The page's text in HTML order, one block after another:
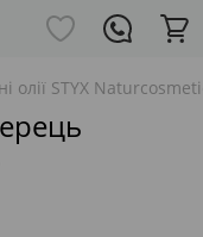
олії STYX